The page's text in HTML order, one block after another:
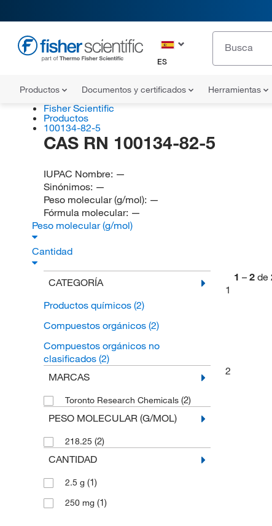
ES
Productos Documentos y certificados Herramientas
Fisher Scientific
Productos
100134-82-5
CAS RN 100134-82-5
IUPAC Nombre: —
Sinónimos: —
Peso molecular (g/mol): —
Fórmula molecular: —
Peso molecular (g/mol)
Cantidad
CATEGORÍA
Productos químicos (2)
Compuestos orgánicos (2)
Compuestos orgánicos no
clasificados (2)
MARCAS
Toronto Research Chemicals (2)
PESO MOLECULAR (G/MOL)
218.25 (2)
CANTIDAD
2.5 g (1)
250 mg (1)
1 – 2 de
1
2